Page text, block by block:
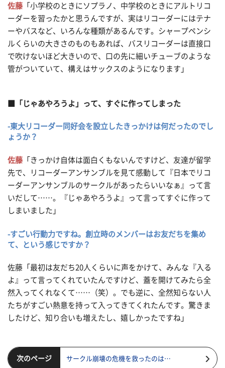
佐藤「小学校のときにソプラノ、中学校のときにアルトリコ
ーダーを習ったかと思うんですが、実はリコーダーにはテナ
ーやバスなど、いろんな種類があるんです。シャープペンシ
ルくらいの大きさのものもあれば、バスリコーダーは直接口
で吹けないほど大きいので、口の先に細いチューブのような
管がついていて、構えはサックスのようになります」
■「じゃあやろうよ」って、すぐに作ってしまった
-東大リコーダー同好会を設立したきっかけは何だったのでし
ょうか？
佐藤「きっかけ自体は面白くもないんですけど、友達が留学
先で、リコーダーアンサンブルを見て感動して『日本でリコ
ーダーアンサンブルのサークルがあったらいいなぁ』って言
いだして……。『じゃあやろうよ』って言ってすぐに作って
しまいました」
-すごい行動力ですね。創立時のメンバーはお友だちを集め
て、という感じですか？
佐藤「最初は友だち20人くらいに声をかけて、みんな『入る
よ』って言ってくれていたんですけど、蓋を開けてみたら全
然入ってくれなくて……（笑）。でも逆に、全然知らない人
たちがすごい熱意を持って入ってきてくれたんです。驚きま
したけど、知り合いも増えたし、嬉しかったですね」
次のページ サークル崩壊の危機を救ったのは…